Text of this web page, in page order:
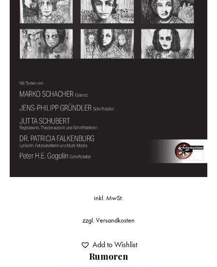
Rumoren
inkl. MwSt.
zzgl.Versandkosten
Add to Wishlist